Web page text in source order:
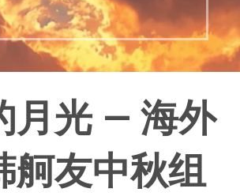
月光 — 海外
舸友中秋组